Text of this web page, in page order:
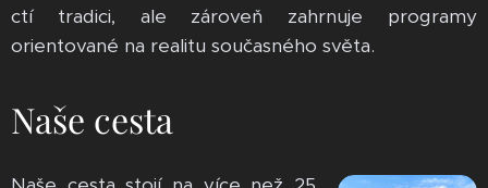
ctí tradici, ale zároveň zahrnuje programy
orientované na realitu současného světa.
Naše cesta